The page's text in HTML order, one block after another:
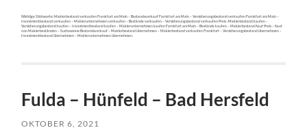
Wichtige Stichworte: Maklerbestand verkaufen Frankfurt am Main – Bestandsverkauf Farnkfurt am Main – Versicherungsbestand verkaufen Farnkfurt am Main –
Investmentbestand verkaufen – Maklerunternehmen verkaufen – Bestände verkaufen – Versicherungsbestand verkaufen Preis -Maklerbestand kaufen –
Versicherungsbestand kaufen – Investmentbestand kaufen – Maklerunternehmen kaufen Farnkfurt am Main – Bestände kaufen – Maklerbestand Kauf Preis – Kauf
von Maklerbeständen – Suchoweew Bestandsverkauf – Maklerbestand übernehmen – Maklerbestand verkaufen Frankfurt – Versicherungsbestand übernehmen –
Investmentbestand übernehmen – Maklerunternehmen übernehmen.
Fulda – Hünfeld – Bad Hersfeld
OKTOBER 6, 2021